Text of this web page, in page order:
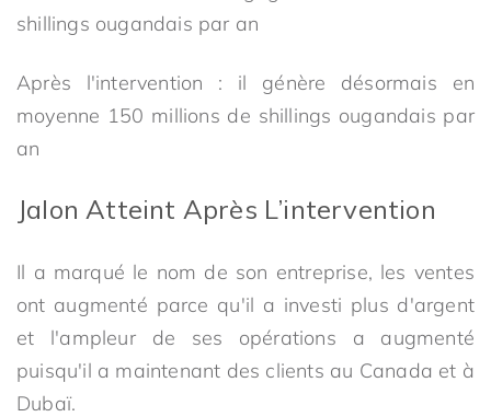
shillings ougandais par an
Après l'intervention : il génère désormais en
moyenne 150 millions de shillings ougandais par
an
Jalon Atteint Après L’intervention
Il a marqué le nom de son entreprise, les ventes
ont augmenté parce qu'il a investi plus d'argent
et l'ampleur de ses opérations a augmenté
puisqu'il a maintenant des clients au Canada et à
Dubaï.